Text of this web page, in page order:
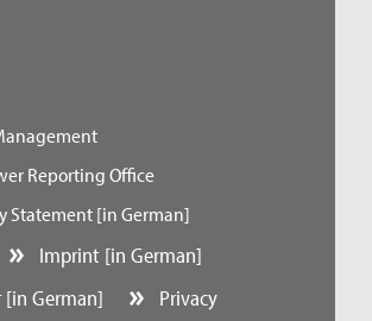
Reporting Office
Statement [in German]
Imprint [in German]
[in German]
Privacy